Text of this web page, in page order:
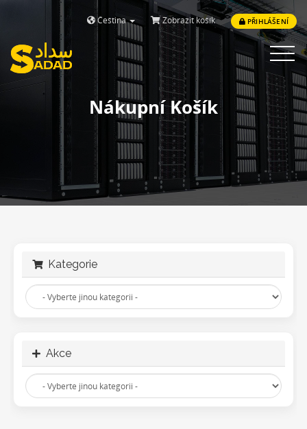
Čeština Zobrazit košík PŘIHLÁŠENÍ
Toggle
Nákupní Košík
Kategorie
Akce